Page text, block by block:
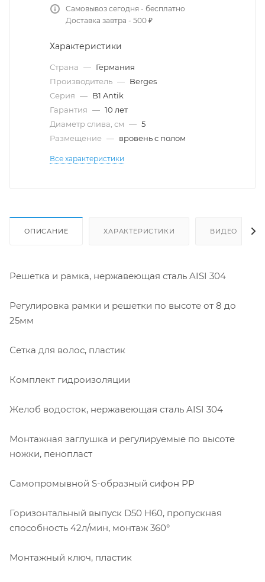
Самовывоз сегодня - бесплатно
Доставка завтра - 500 ₽
Характеристики
Страна — Германия
Производитель — Berges
Серия — B1 Antik
Гарантия — 10 лет
Диаметр слива, см — 5
Размещение — вровень с полом
Все характеристики
ОПИСАНИЕ ХАРАКТЕРИСТИКИ ВИДЕО
Решетка и рамка, нержавеющая сталь AISI 304
Регулировка рамки и решетки по высоте от 8 до
25мм
Сетка для волос, пластик
Комплект гидроизоляции
Желоб водосток, нержавеющая сталь AISI 304
Монтажная заглушка и регулируемые по высоте
ножки, пенопласт
Самопромывной S-образный сифон PP
Горизонтальный выпуск D50 H60, пропускная
способность 42л/мин, монтаж 360°
Монтажный ключ, пластик